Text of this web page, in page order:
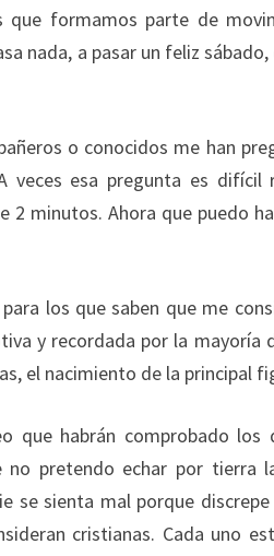
que formamos parte de
nada, a pasar un feliz
o conocidos me han
veces esa pregunta es difícil
2 minutos. Ahora que puedo
los que saben que me
y recordada por la mayoría
el nacimiento de la principal
que habrán comprobado los
pretendo echar por tierra
se sienta mal porque
cristianas. Cada uno